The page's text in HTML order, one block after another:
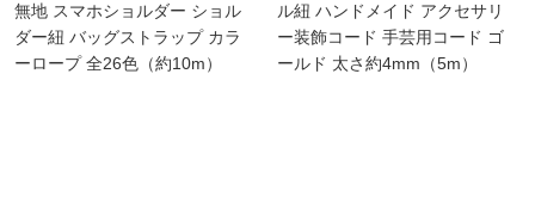
無地 スマホショルダー ショル
ダー紐 バッグストラップ カラ
ーロープ 全26色（約10m）
ル紐 ハンドメイド アクセサリ
ー装飾コード 手芸用コード ゴ
ールド 太さ約4mm（5m）